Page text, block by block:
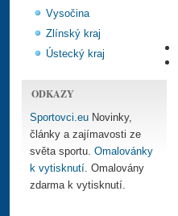
Vysočina
Zlínský kraj
Ústecký kraj
ODKAZY
Sportovci.eu Novinky,
články a zajímavosti ze
světa sportu. Omalovánky
k vytisknutí. Omalovány
zdarma k vytisknutí.